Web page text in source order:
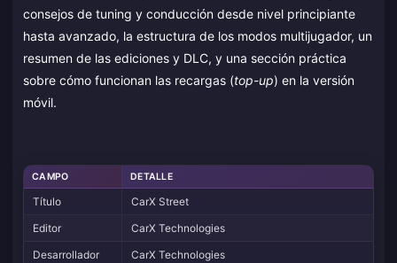
consejos de tuning y conducción desde nivel principiante
hasta avanzado, la estructura de los modos multijugador, un
resumen de las ediciones y DLC, y una sección práctica
sobre cómo funcionan las recargas (top-up) en la versión
móvil.
CAMPO DETALLE
Título
CarX Street
Editor
CarX Technologies
Desarrollador
CarX Technologies